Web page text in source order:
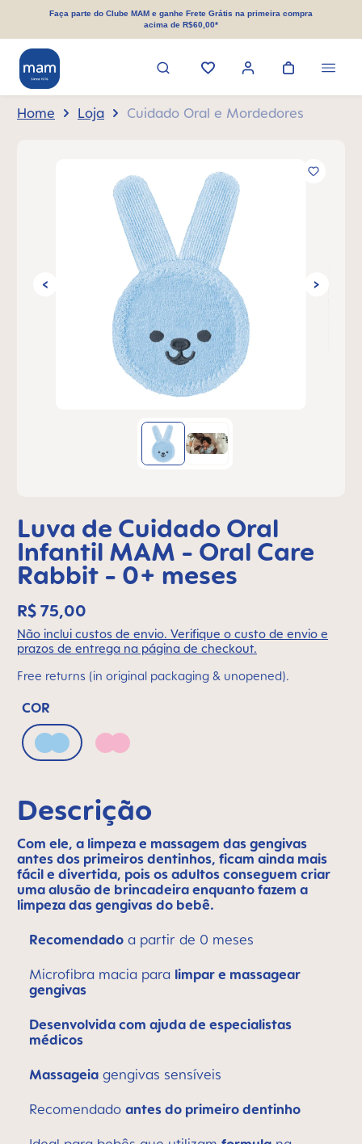
principal
Faça parte do Clube MAM e ganhe Frete Grátis na primeira compra
acima de R$60,00*
Home Loja Cuidado Oral e Mordedores
Luva de Cuidado Oral
Infantil MAM - Oral Care
Rabbit - 0+ meses
R$ 75,00
Não inclui custos de envio. Verifique o custo de envio e
prazos de entrega na página de checkout.
Free returns (in original packaging & unopened).
COR
Arctic BlueQuartz Rose
Descrição
Com ele, a limpeza e massagem das gengivas
antes dos primeiros dentinhos, ficam ainda mais
fácil e divertida, pois os adultos conseguem criar
uma alusão de brincadeira enquanto fazem a
limpeza das gengivas do bebê.
Recomendado a partir de 0 meses
Microfibra macia para limpar e massagear
gengivas
Desenvolvida com ajuda de especialistas
médicos
Massageia gengivas sensíveis
Recomendado antes do primeiro dentinho